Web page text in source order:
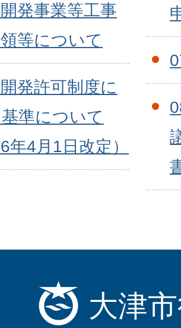
発事業等工事
等について
発許可制度に
準について
6年4月1日改定）
大津